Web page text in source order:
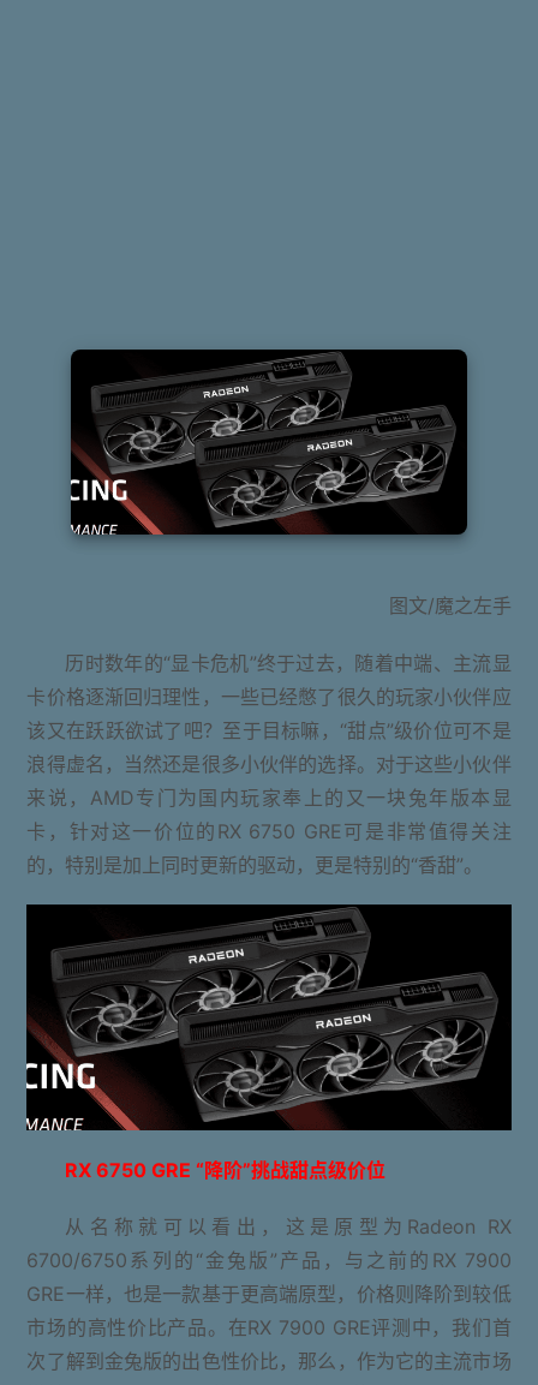
图文/魔之左手
历时数年的“显卡危机”终于过去，随着中端、主流显
卡价格逐渐回归理性，一些已经憋了很久的玩家小伙伴应
该又在跃跃欲试了吧？至于目标嘛，“甜点”级价位可不是
浪得虚名，当然还是很多小伙伴的选择。对于这些小伙伴
来说，AMD专门为国内玩家奉上的又一块兔年版本显
卡，针对这一价位的RX 6750 GRE可是非常值得关注
的，特别是加上同时更新的驱动，更是特别的“香甜”。
RX 6750 GRE “降阶”挑战甜点级价位
从名称就可以看出，这是原型为Radeon RX
6700/6750系列的“金兔版”产品，与之前的RX 7900
GRE一样，也是一款基于更高端原型，价格则降阶到较低
市场的高性价比产品。在RX 7900 GRE评测中，我们首
次了解到金兔版的出色性价比，那么，作为它的主流市场